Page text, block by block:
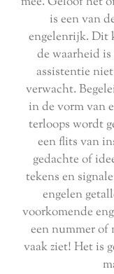
is een van
engelenrijk. Dit
de waarheid
assistentie
verwacht.
in de vorm van
terloops wordt
een flits van
gedachte of
tekens en
engelen
voorkomende
een nummer of
vaak ziet! Het is